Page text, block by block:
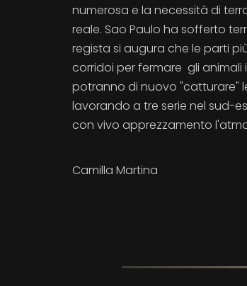
numerosa e la necessità di
reale. Sao Paulo ha sofferto
regista si augura che le parti
corridoi per fermare gli
potranno di nuovo "catturare"
lavorando a tre serie nel sud-
con vivo apprezzamento
Camilla Martina